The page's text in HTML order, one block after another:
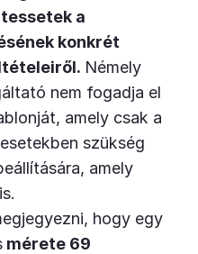
a
konkrét
Némely
nem fogadja el
amely csak a
szükség
amely
hogy egy
mérete 69